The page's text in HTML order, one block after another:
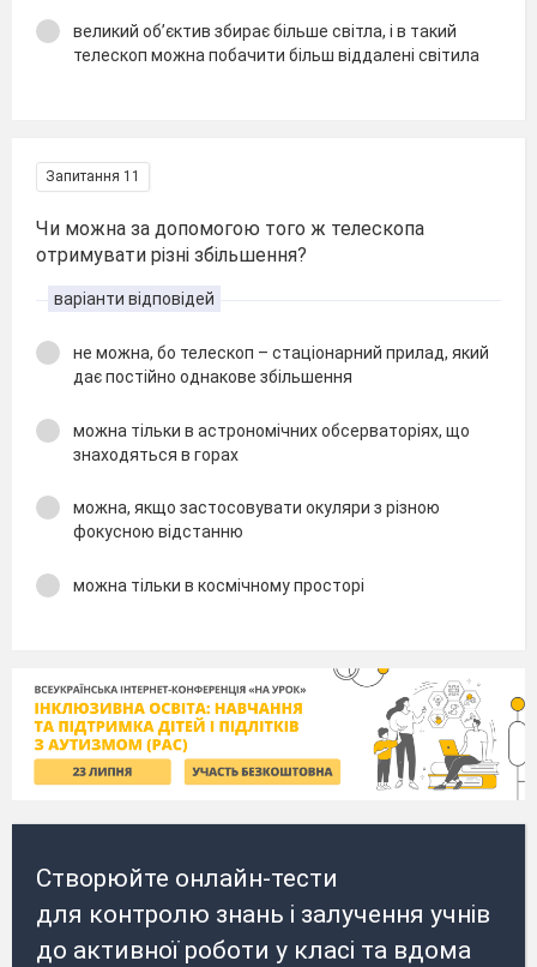
великий об’єктив збирає більше світла, і в такий
телескоп можна побачити більш віддалені світила
Запитання 11
Чи можна за допомогою того ж телескопа
отримувати різні збільшення?
варіанти відповідей
не можна, бо телескоп – стаціонарний прилад, який
дає постійно однакове збільшення
можна тільки в астрономічних обсерваторіях, що
знаходяться в горах
можна, якщо застосовувати окуляри з різною
фокусною відстанню
можна тільки в космічному просторі
Створюйте онлайн-тести
для контролю знань і залучення учнів
до активної роботи у класі та вдома